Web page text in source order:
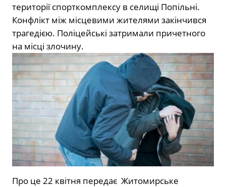
території спорткомплексу в селищі Попільні.
Конфлікт між місцевими жителями закінчився
трагедією. Поліцейські затримали причетного
на місці злочину.
Про це 22 квітня передає Житомирське